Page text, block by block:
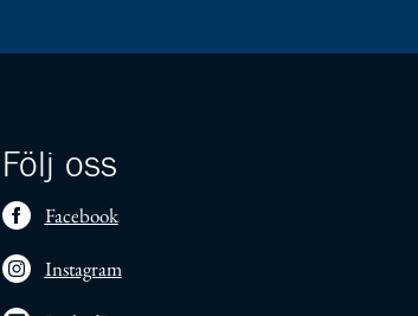
Följ oss
Facebook
Instagram